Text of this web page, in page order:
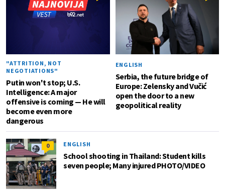
"ATTRITION, NOT
NEGOTIATIONS"
Putin won't stop; U.S.
Intelligence: A major
offensive is coming — He will
become even more
dangerous
ENGLISH
Serbia, the future bridge of
Europe: Zelensky and Vučić
open the door to a new
geopolitical reality
0 ENGLISH
School shooting in Thailand: Student kills
seven people; Many injured PHOTO/VIDEO